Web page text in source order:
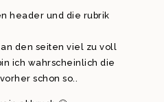
header und die rubrik
den seiten viel zu voll
ich wahrscheinlich die
schon so..